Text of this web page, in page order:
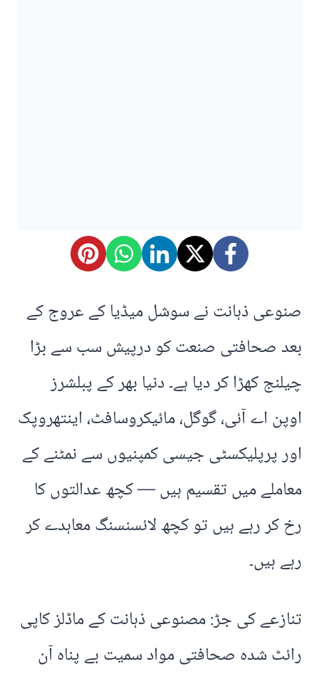
صنوعی ذہانت نے سوشل میڈیا کے عروج کے
بعد صحافتی صنعت کو درپیش سب سے بڑا
چیلنج کھڑا کر دیا ہے۔ دنیا بھر کے پبلشرز
اوپن اے آئی، گوگل، مائیکروسافٹ، اینتھروپک
اور پرپلیکسٹی جیسی کمپنیوں سے نمٹنے کے
معاملے میں تقسیم ہیں — کچھ عدالتوں کا
رخ کر رہے ہیں تو کچھ لائسنسنگ معاہدے کر
رہے ہیں۔
تنازعے کی جڑ: مصنوعی ذہانت کے ماڈلز کاپی
رائٹ شدہ صحافتی مواد سمیت بے پناہ آن